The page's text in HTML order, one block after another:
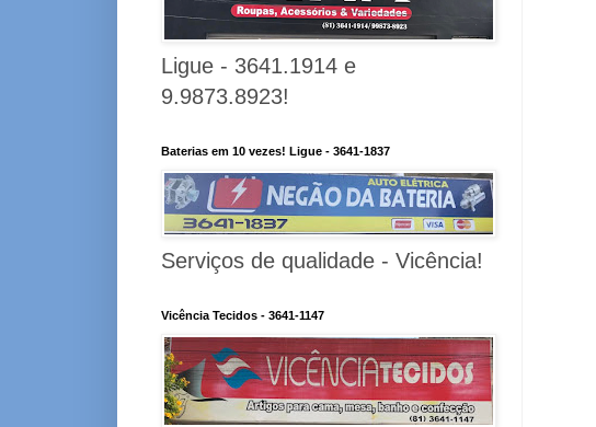
Ligue - 3641.1914 e
9.9873.8923!
Baterias em 10 vezes! Ligue - 3641-1837
Serviços de qualidade - Vicência!
Vicência Tecidos - 3641-1147